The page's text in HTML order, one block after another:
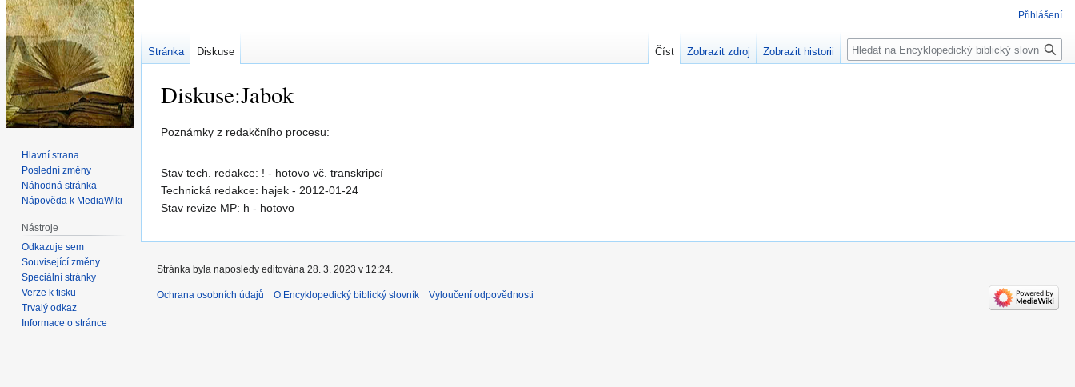
Diskuse:Jabok
Skočit
navigaci
Skočit
vyhledávání
Poznámky z redakčního procesu:
Stav tech. redakce: ! - hotovo vč. transkripcí
Technická redakce: hajek - 2012-01-24
Stav revize MP: h - hotovo
Přihlášení
Stránka Diskuse Číst Zobrazit zdroj Zobrazit historii Hledat
Hlavní strana
Poslední změny
Náhodná stránka
Nápověda k MediaWiki
Nástroje
Odkazuje sem
Související změny
Speciální stránky
Verze k tisku
Trvalý odkaz
Informace o stránce
Stránka byla naposledy editována 28. 3. 2023 v 12:24.
Ochrana osobních údajů O Encyklopedický biblický slovník Vyloučení odpovědnosti